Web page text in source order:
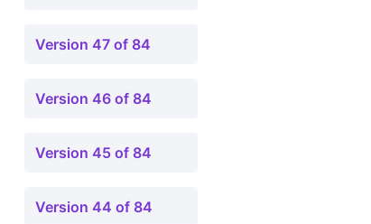
Version 47 of 84
Version 46 of 84
Version 45 of 84
Version 44 of 84